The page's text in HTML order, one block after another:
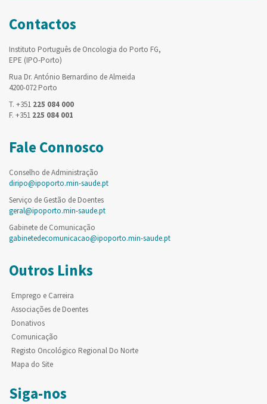
Contactos
Instituto Português de Oncologia do Porto FG,
EPE (IPO-Porto)
Rua Dr. António Bernardino de Almeida
4200-072 Porto
T. +351 225 084 000
F. +351 225 084 001
Fale Connosco
Conselho de Administração
diripo@ipoporto.min-saude.pt
Serviço de Gestão de Doentes
geral@ipoporto.min-saude.pt
Gabinete de Comunicação
gabinetedecomunicacao@ipoporto.min-saude.pt
Outros Links
Emprego e Carreira
Associações de Doentes
Donativos
Comunicação
Registo Oncológico Regional Do Norte
Mapa do Site
Siga-nos